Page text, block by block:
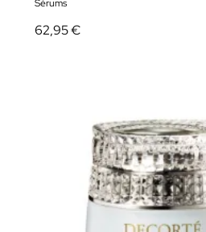
Sérums
62,95 €